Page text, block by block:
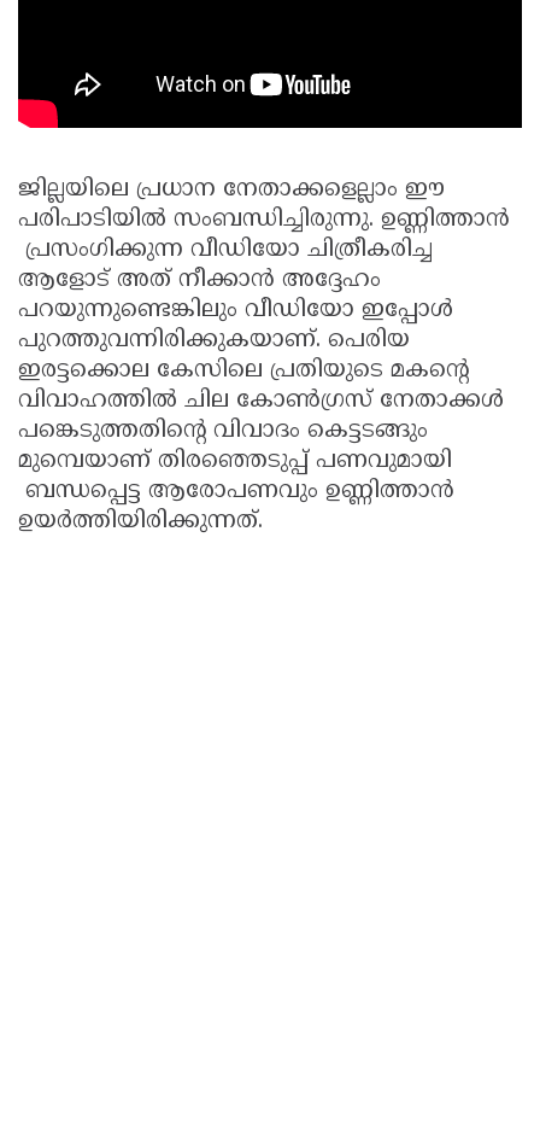
ജില്ലയിലെ പ്രധാന നേതാക്കളെല്ലാം ഈ
പരിപാടിയിൽ സംബന്ധിച്ചിരുന്നു. ഉണ്ണിത്താൻ
പ്രസംഗിക്കുന്ന വീഡിയോ ചിത്രീകരിച്ച
ആളോട് അത് നീക്കാൻ അദ്ദേഹം
പറയുന്നുണ്ടെങ്കിലും വീഡിയോ ഇപ്പോൾ
പുറത്തുവന്നിരിക്കുകയാണ്. പെരിയ
ഇരട്ടക്കൊല കേസിലെ പ്രതിയുടെ മകന്റെ
വിവാഹത്തിൽ ചില കോൺഗ്രസ് നേതാക്കൾ
പങ്കെടുത്തതിന്റെ വിവാദം കെട്ടടങ്ങും
മുമ്പെയാണ് തിരഞ്ഞെടുപ്പ് പണവുമായി
ബന്ധപ്പെട്ട ആരോപണവും ഉണ്ണിത്താൻ
ഉയർത്തിയിരിക്കുന്നത്.